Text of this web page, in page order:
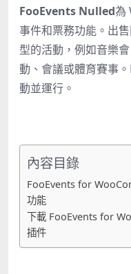
FooEvents Nulled為
事件和票務功能。出
型的活動，例如音樂
動、會議或體育賽事
動並運行。
內容目錄
FooEvents for
功能
下載 FooEvents for
插件